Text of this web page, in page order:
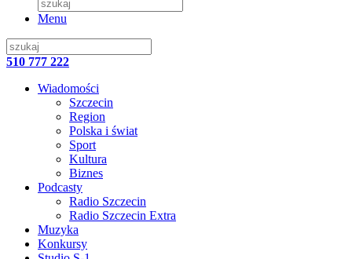
Menu
510 777 222
Wiadomości
Szczecin
Region
Polska i świat
Sport
Kultura
Biznes
Podcasty
Radio Szczecin
Radio Szczecin Extra
Muzyka
Konkursy